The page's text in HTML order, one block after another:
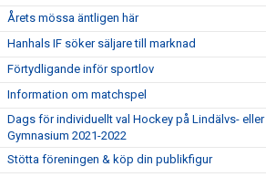
Årets mössa äntligen här
Hanhals IF söker säljare till marknad
Förtydligande inför sportlov
Information om matchspel
Dags för individuellt val Hockey på Lindälvs-
Gymnasium 2021-2022
Stötta föreningen & köp din publikfigur